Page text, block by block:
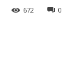
0
672